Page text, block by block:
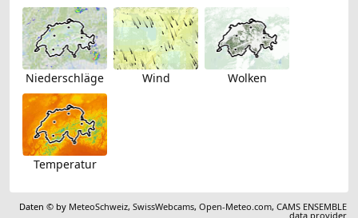
Niederschläge Wind Wolken
Temperatur
Daten © by MeteoSchweiz,SwissWebcams,Open-Meteo.com,CAMS ENSEMBLE
data provider